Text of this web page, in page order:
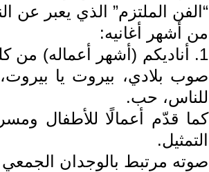
“الفن الملتزم” الذي يعبر عن
من أشهر أغانيه:
1. أناديكم (أشهر أعماله) من
صوب بلادي، بيروت يا
للناس، حب.
كما قدّم أعمالًا للأطفال
التمثيل.
صوته مرتبط بالوجدان